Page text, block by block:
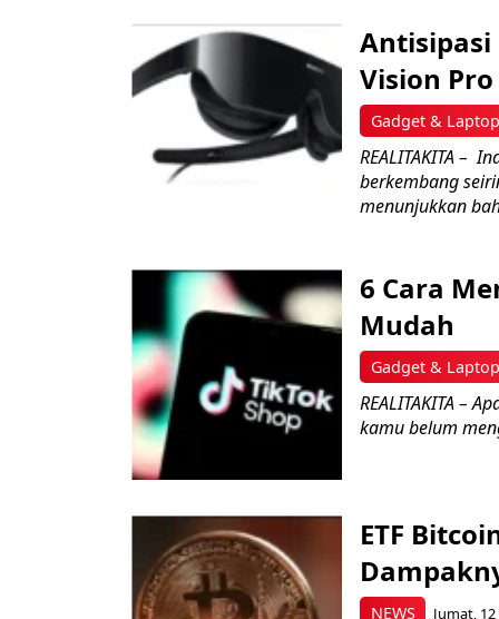
Gadget & Laptop
Antisipasi
Vision Pro
REALITAKITA –
berkembang
menunjukkan
Gadget & Laptop
6 Cara
Mudah
REALITAKITA –
kamu belum
NEWS
ETF
Jumat, 12